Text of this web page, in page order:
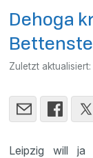
Dehoga
Zuletzt
Leipzig will ja